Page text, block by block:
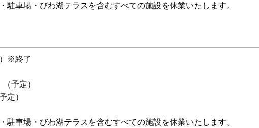
車場・びわ湖テラスを含むすべての施設を休業いたします。
※終了
予定）
定）
車場・びわ湖テラスを含むすべての施設を休業いたします。